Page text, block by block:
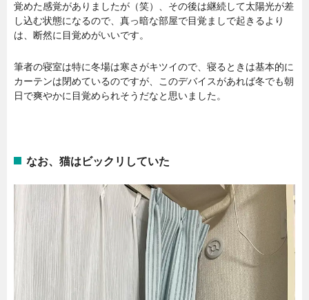
覚めた感覚がありましたが（笑）、その後は継続して太陽光が差
し込む状態になるので、真っ暗な部屋で目覚ましで起きるより
は、断然に目覚めがいいです。
筆者の寝室は特に冬場は寒さがキツイので、寝るときは基本的に
カーテンは閉めているのですが、このデバイスがあれば冬でも朝
日で爽やかに目覚められそうだなと思いました。
なお、猫はビックリしていた